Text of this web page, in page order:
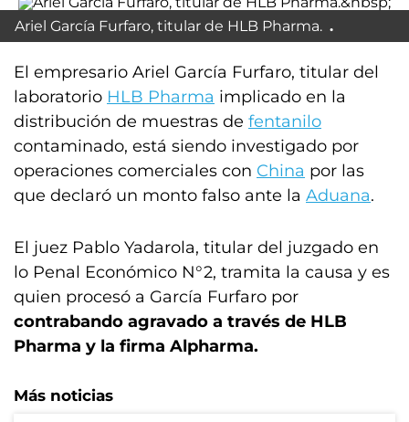
Ariel García Furfaro, titular de HLB Pharma.
El empresario Ariel García Furfaro, titular del
laboratorio HLB Pharma implicado en la
distribución de muestras de fentanilo
contaminado, está siendo investigado por
operaciones comerciales con China por las
que declaró un monto falso ante la Aduana.
El juez Pablo Yadarola, titular del juzgado en
lo Penal Económico N°2, tramita la causa y es
quien procesó a García Furfaro por
contrabando agravado a través de HLB
Pharma y la firma Alpharma.
Más noticias